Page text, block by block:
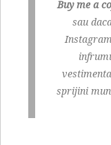
Buy me a
sau
sprijini